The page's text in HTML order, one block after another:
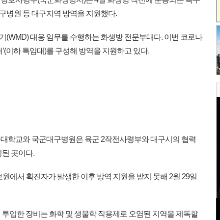
병원 등 대구지역 방역을 지원했다.
대응 임무를 수행하는 화생방 전문부대다. 이번 코로나
이하 특임대)를 구성해 방역을 지원하고 있다.
학교와 국군대구병원은 육군 2작전사령부와 대구시의 협력
곳이다.
에서 확진자가 발생한 이후 방역 지원을 받지 못해 2월 29일
입한 장비는 화학 및 생물학 작용제로 오염된 지역을 제독할